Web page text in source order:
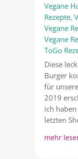
Vegane
Rezepte,
Vegane
Vegane
ToGo
Diese
Burger
für
2019
ich
letzten
mehr